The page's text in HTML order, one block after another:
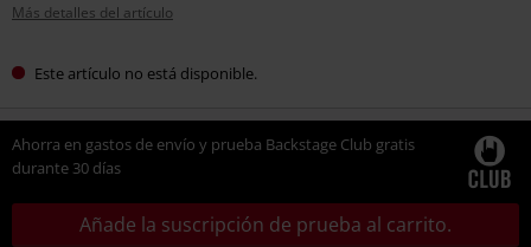
Más detalles del artículo
Este artículo no está disponible.
Ahorra en gastos de envío y prueba Backstage Club gratis
durante 30 días
Añade la suscripción de prueba al carrito.